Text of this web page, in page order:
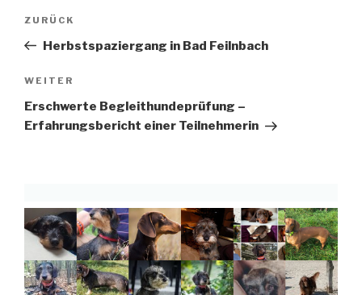
Beitragsnavigation
Vorheriger
Beitrag
ZURÜCK
Herbstspaziergang in Bad Feilnbach
Nächster
Beitrag
WEITER
Erschwerte Begleithundeprüfung –
Erfahrungsbericht einer Teilnehmerin